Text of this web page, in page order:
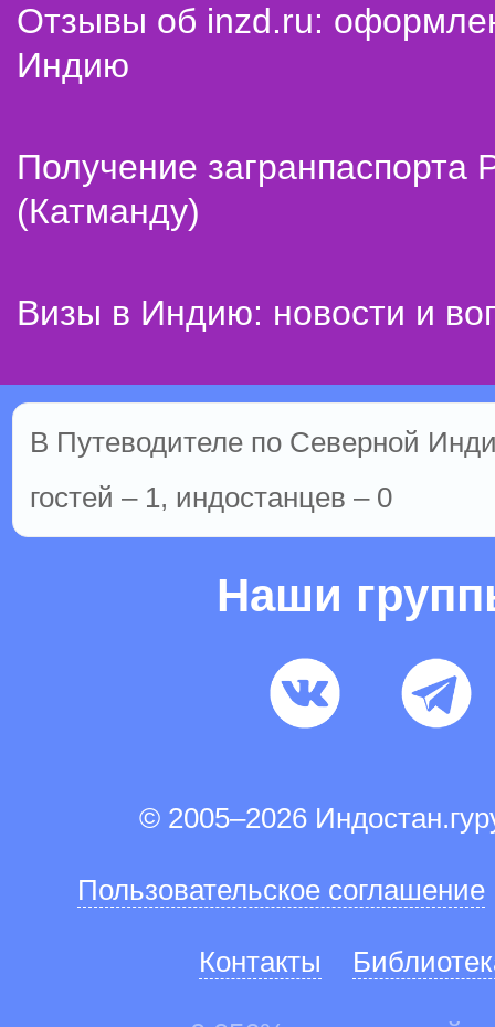
Отзывы об inzd.ru:
Индию
Получение
(Катманду)
Визы в Индию: новости и
В Путеводителе по Северной
гостей – 1, индостанцев – 0
Наши
© 2005–2026
Пользовательское соглашение
Контакты